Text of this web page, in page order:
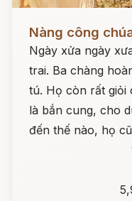
Nàng công
Ngày xửa ngày
trai. Ba chàng
tú. Họ còn rất giỏi
là bắn cung, cho
đến thế nào, họ